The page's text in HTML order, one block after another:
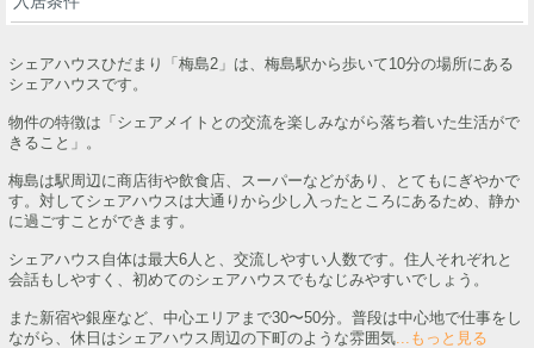
シェアハウスひだまり「梅島2」は、梅島駅から歩いて10分の場所にある
シェアハウスです。
物件の特徴は「シェアメイトとの交流を楽しみながら落ち着いた生活がで
きること」。
梅島は駅周辺に商店街や飲食店、スーパーなどがあり、とてもにぎやかで
す。対してシェアハウスは大通りから少し入ったところにあるため、静か
に過ごすことができます。
シェアハウス自体は最大6人と、交流しやすい人数です。住人それぞれと
会話もしやすく、初めてのシェアハウスでもなじみやすいでしょう。
また新宿や銀座など、中心エリアまで30〜50分。普段は中心地で仕事をし
ながら、休日はシェアハウス周辺の下町のような雰囲気 ...もっと見る